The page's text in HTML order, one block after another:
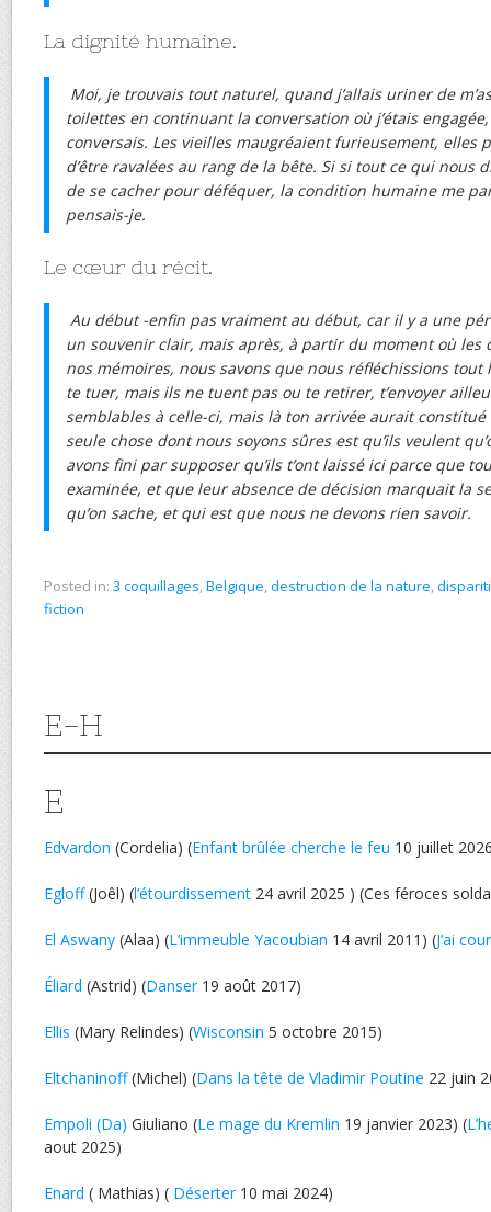
La dignité humaine.
Moi, je trouvais tout naturel, quand j’allais uriner de
toilettes en continuant la conversation où j’étais
conversais. Les vieilles maugréaient furieusement, elles
d’être ravalées au rang de la bête. Si si tout ce qui nous
de se cacher pour déféquer, la condition humaine me
pensais-je.
Le cœur du récit.
Au début -enfin pas vraiment au début, car il y a une
un souvenir clair, mais après, à partir du moment où les
nos mémoires, nous savons que nous réfléchissions
te tuer, mais ils ne tuent pas ou te retirer, t’envoyer
semblables à celle-ci, mais là ton arrivée aurait
seule chose dont nous soyons sûres est qu’ils veulent
avons fini par supposer qu’ils t’ont laissé ici parce que
examinée, et que leur absence de décision marquait la
qu’on sache, et qui est que nous ne devons rien savoir.
Posted in: 3 coquillages,Belgique,destruction de la nature,
fiction
E-H
E
Edvardon (Cordelia) (Enfant brûlée cherche le feu 10 juillet
Egloff(Joêl) (l’étourdissement 24 avril 2025 ) (Ces féroces
El Aswany (Alaa) (L’immeuble Yacoubian 14 avril 2011) (J’ai
Éliard (Astrid) (Danser19 août 2017)
Ellis (Mary Relindes) (Wisconsin 5 octobre 2015)
Eltchaninoff(Michel) (Dans la tête de Vladimir Poutine 22 juin
Empoli (Da) Giuliano (Le mage du Kremlin 19 janvier 2023) (
aout 2025)
Enard ( Mathias) ( Déserter10 mai 2024)